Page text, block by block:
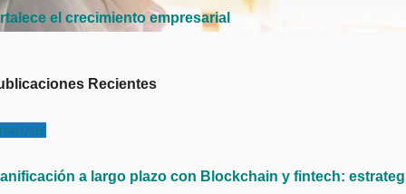
el crecimiento empresarial
Recientes
a largo plazo con Blockchain y fintech: